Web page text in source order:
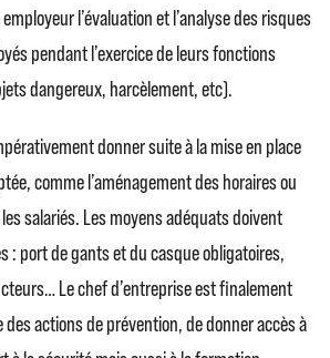
l’évaluation et l’analyse des risques
pendant l’exercice de leurs fonctions
dangereux, harcèlement, etc).
donner suite à la mise en place
comme l’aménagement des horaires ou
salariés. Les moyens adéquats doivent
: port de gants et du casque obligatoires,
Le chef d’entreprise est finalement
actions de prévention, de donner accès à